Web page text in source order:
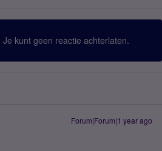
kunt geen reactie achterlaten.
Forum|Forum|1 year ago